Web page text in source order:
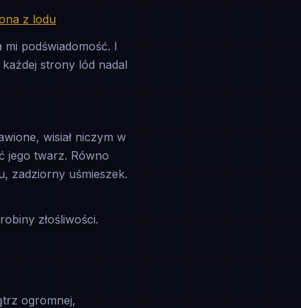
z lodu
mi podświadomość. I
strony lód nadal
wisiał niczym w
jego twarz. Równo
zadziorny uśmieszek.
złośliwości.
ogromnej,